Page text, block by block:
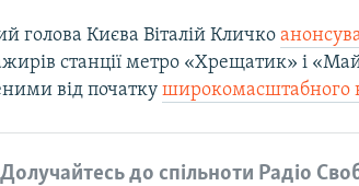
голова Києва Віталій Кличко
станції метро «Хрещатик» і
від початкуширокомасштабного
Долучайтесь до спільноти Радіо